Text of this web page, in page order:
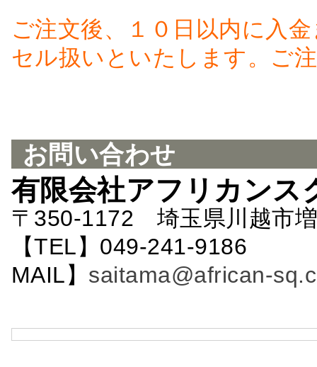
ご注文後、１０日以内に入
セル扱いといたします。ご
お問い合わせ
有限会社アフリカンス
〒350-1172 埼玉県川越市
【TEL】049-241-
MAIL】 saitama@african-